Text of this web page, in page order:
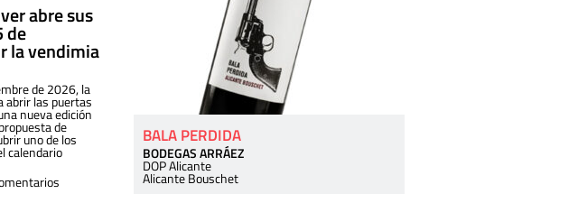
abre sus
de
la vendimia
de 2026, la
abrir las puertas
nueva edición
de
uno de los
calendario
BALA PERDIDA
BODEGAS ARRÁEZ
DOP Alicante
Alicante Bouschet